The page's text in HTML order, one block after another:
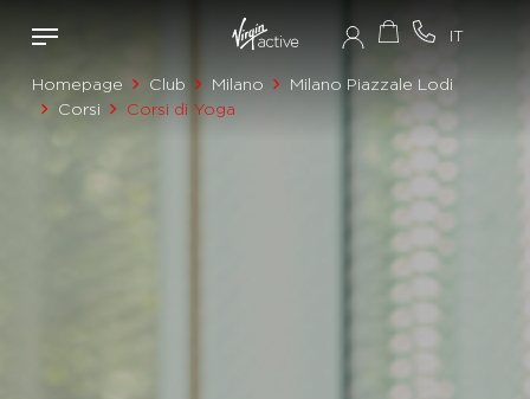
Homepage Club Milano
Milano Piazzale Lodi
Corsi
Corsi di Yoga